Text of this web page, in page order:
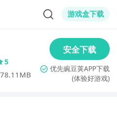
游戏盒下载
5
78.11MB (体验好游戏)